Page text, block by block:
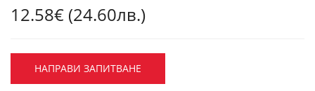
12.58€ (24.60лв.)
НАПРАВИ ЗАПИТВАНЕ